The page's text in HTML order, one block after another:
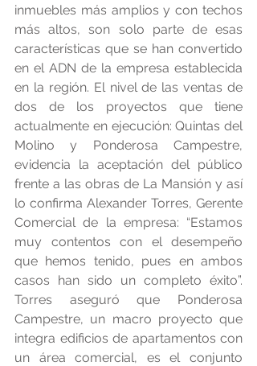
inmuebles más amplios y con techos
más altos, son solo parte de esas
características que se han convertido
en el ADN de la empresa establecida
en la región. El nivel de las ventas de
dos de los proyectos que tiene
actualmente en ejecución: Quintas del
Molino y Ponderosa Campestre,
evidencia la aceptación del público
frente a las obras de La Mansión y así
lo confirma Alexander Torres, Gerente
Comercial de la empresa: “Estamos
muy contentos con el desempeño
que hemos tenido, pues en ambos
casos han sido un completo éxito”.
Torres aseguró que Ponderosa
Campestre, un macro proyecto que
integra edificios de apartamentos con
un área comercial, es el conjunto